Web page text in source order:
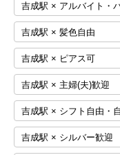
吉成駅 × アルバイト・
吉成駅 × 髪色自由
吉成駅 × ピアス可
吉成駅 × 主婦(夫)歓迎
吉成駅 × シフト自由・
吉成駅 × シルバー歓迎